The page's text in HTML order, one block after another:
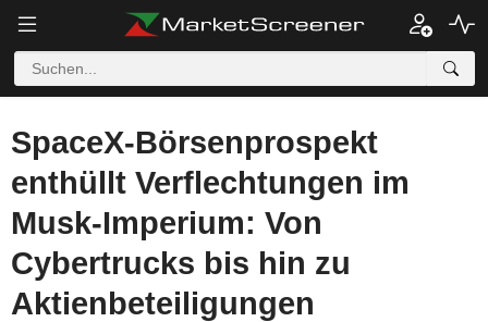
SpaceX-Börsenprospekt
enthüllt Verflechtungen im
Musk-Imperium: Von
Cybertrucks bis hin zu
Aktienbeteiligungen